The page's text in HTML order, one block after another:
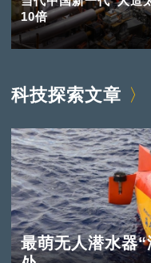
10倍
科技探索文章
最萌无人潜水器